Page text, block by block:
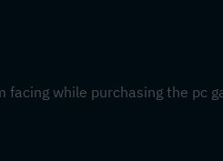
while purchasing the pc